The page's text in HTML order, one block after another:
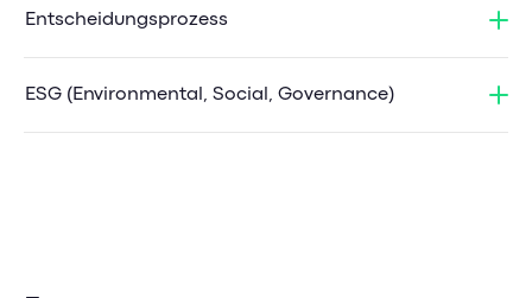
Entscheidungsprozess
ESG (Environmental, Social, Governance)